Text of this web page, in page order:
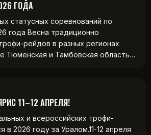
ГОДА
статусных соревнований по
года Весна традиционно
рейдов в разных регионах
Тюменская и Тамбовская область…
11–12 АПРЕЛЯ!
и всероссийских трофи-
в 2026 году за Уралом.11-12 апреля